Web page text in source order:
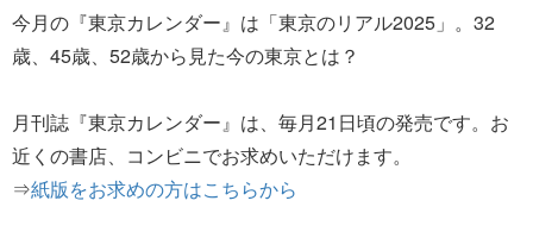
今月の『東京カレンダー』は「東京のリアル2025」。32
歳、45歳、52歳から見た今の東京とは？
月刊誌『東京カレンダー』は、毎月21日頃の発売です。お
近くの書店、コンビニでお求めいただけます。
⇒紙版をお求めの方はこちらから